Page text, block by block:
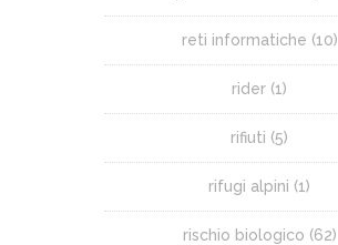
reti informatiche (10)
rider (1)
rifiuti (5)
rifugi alpini (1)
rischio biologico (62)